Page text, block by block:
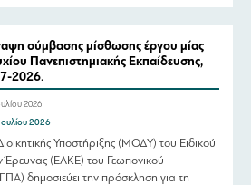
σύμβασης μίσθωσης έργου μίας
Πανεπιστημιακής Εκπαίδευσης,
2026.
2026
2026
Υποστήριξης (ΜΟΔΥ) του Ειδικού
(ΕΛΚΕ) του Γεωπονικού
δημοσιεύει την πρόσκληση για τη